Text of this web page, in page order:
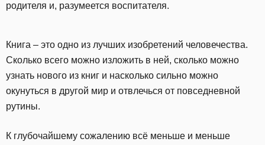
родителя и, разумеется воспитателя.
Книга – это одно из лучших изобретений человечества.
Сколько всего можно изложить в ней, сколько можно
узнать нового из книг и насколько сильно можно
окунуться в другой мир и отвлечься от повседневной
рутины.
К глубочайшему сожалению всё меньше и меньше